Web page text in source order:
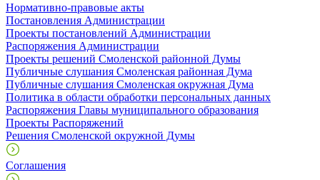
Нормативно-правовые акты
Постановления Администрации
Проекты постановлений Администрации
Распоряжения Администрации
Проекты решений Смоленской районной Думы
Публичные слушания Смоленская районная Дума
Публичные слушания Смоленская окружная Дума
Политика в области обработки персональных данных
Распоряжения Главы муниципального образования
Проекты Распоряжений
Решения Смоленской окружной Думы
Соглашения